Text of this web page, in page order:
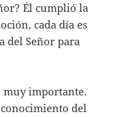
Él cumplió la
cada día es
del Señor para
importante.
del